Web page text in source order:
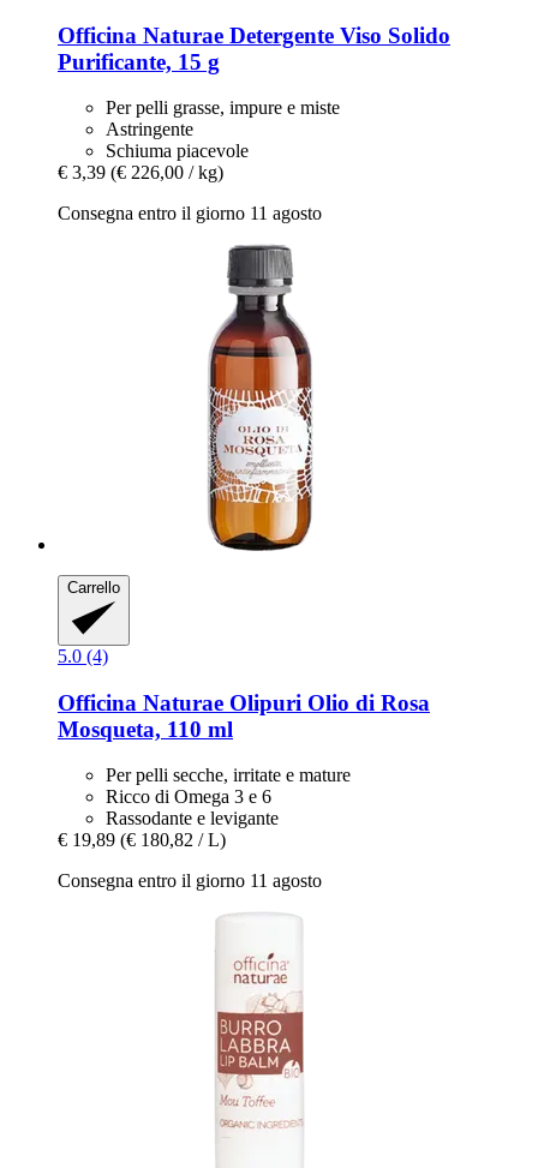
Officina Naturae Detergente Viso Solido
Purificante, 15 g
Per pelli grasse, impure e miste
Astringente
Schiuma piacevole
€ 3,39 (€ 226,00 / kg)
Consegna entro il giorno 11 agosto
Carrello
5.0 (4)
Officina Naturae Olipuri Olio di Rosa
Mosqueta, 110 ml
Per pelli secche, irritate e mature
Ricco di Omega 3 e 6
Rassodante e levigante
€ 19,89 (€ 180,82 / L)
Consegna entro il giorno 11 agosto